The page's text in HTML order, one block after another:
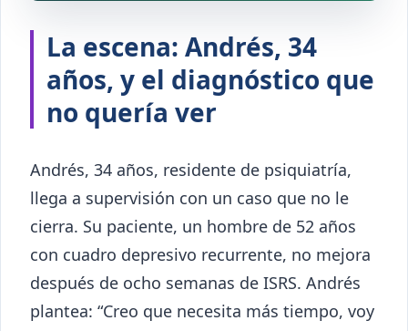
La escena: Andrés, 34
años, y el diagnóstico que
no quería ver
Andrés, 34 años, residente de psiquiatría,
llega a supervisión con un caso que no le
cierra. Su paciente, un hombre de 52 años
con cuadro depresivo recurrente, no mejora
después de ocho semanas de ISRS. Andrés
plantea: “Creo que necesita más tiempo, voy